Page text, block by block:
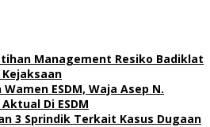
Management Resiko Badiklat
ESDM, Waja Asep N.
Di ESDM
3 Sprindik Terkait Kasus Dugaan